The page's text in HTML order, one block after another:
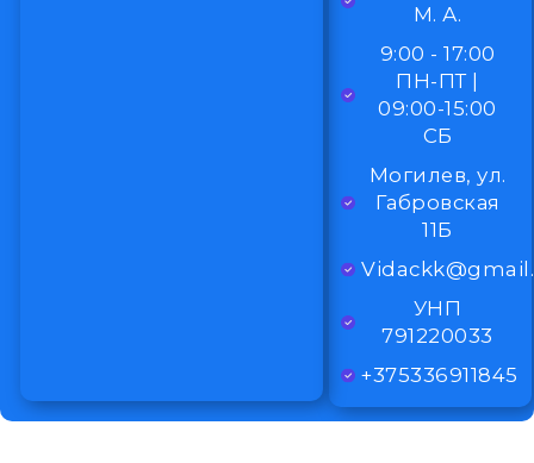
М. А.
9:00 - 17:00
ПН-ПТ |
09:00-15:00
СБ
Могилев, ул.
Габровская
11Б
УНП
791220033
+375336911845